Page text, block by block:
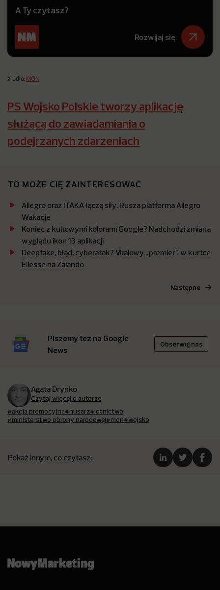
A Ty czytasz?
Rozwijaj się
źródło: MON
PS Wojsko Polskie tworzy aplikację
służącą do zawiadamiania o
podejrzanych zdarzeniach
TO MOŻE CIĘ ZAINTERESOWAĆ
Allegro oraz ITAKA łączą siły. Rusza platforma Allegro
Wakacje
Koniec z kultowymi kolorami Google? Nadchodzi zmiana
wyglądu ikon 13 aplikacji
Deepfake, błąd, cyberatak? Viralowy „premier” w kurtce
Ellesse na Zalando
Następne
Piszemy też na Google
News
Obserwuj nas
Agata Drynko
Czytaj więcej o autorze
#akcja promocyjna#husarz#lotnictwo
#ministerstwo obrony narodowej#mon#wojsko
Pokaż innym, co czytasz: